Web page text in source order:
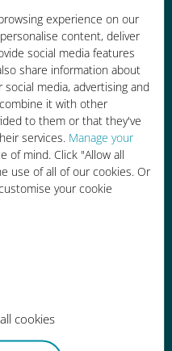
experience on our
content, deliver
social media features
share information about
media, advertising and
it with other
to them or that they've
services. Manage your
of mind. Click "Allow all
use of all of our cookies. Or
your cookie
cookies
barato que los
con su
actual